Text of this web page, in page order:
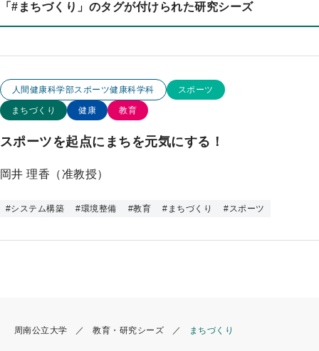
ス
キ
ッ
「# まちづくり」のタグが付けられた研究シーズ
この研究のカテゴリー
人間健康科学部スポーツ健康科学科 スポーツ
まちづくり 健康 教育
スポーツを起点にまちを元気にする！
岡井 理香（准教授）
この研究のキーワード
#システム構築 #環境整備 #教育 # まちづくり #スポーツ
周南公立大学 教育・研究シーズ まちづくり